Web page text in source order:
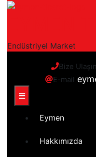
Skip
Endüstriyel Market
Bize Ulaşın
E-mail
Open
Button
Eymen
Hakkımızda